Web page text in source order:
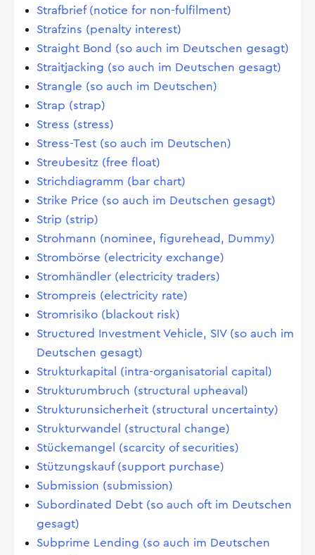
Strafbrief (notice for non-fulfilment)
Strafzins (penalty interest)
Straight Bond (so auch im Deutschen gesagt)
Straitjacking (so auch im Deutschen gesagt)
Strangle (so auch im Deutschen)
Strap (strap)
Stress (stress)
Stress-Test (so auch im Deutschen)
Streubesitz (free float)
Strichdiagramm (bar chart)
Strike Price (so auch im Deutschen gesagt)
Strip (strip)
Strohmann (nominee, figurehead, Dummy)
Strombörse (electricity exchange)
Stromhändler (electricity traders)
Strompreis (electricity rate)
Stromrisiko (blackout risk)
Structured Investment Vehicle, SIV (so auch im
Deutschen gesagt)
Strukturkapital (intra-organisatorial capital)
Strukturumbruch (structural upheaval)
Strukturunsicherheit (structural uncertainty)
Strukturwandel (structural change)
Stückemangel (scarcity of securities)
Stützungskauf (support purchase)
Submission (submission)
Subordinated Debt (so auch oft im Deutschen
gesagt)
Subprime Lending (so auch im Deutschen